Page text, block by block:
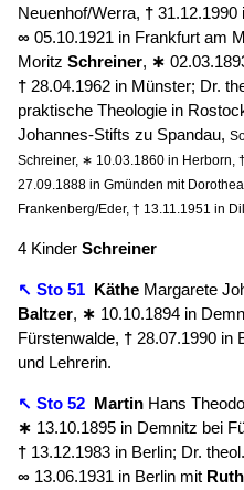
Neuenhof/Werra, † 31.12.1990
∞ 05.10.1921 in Frankfurt am
Moritz Schreiner, ∗
† 28.04.1962 in Münster; Dr.
praktische Theologie in
Johannes-Stifts zu Spandau,
Schreiner, ∗ 10.03.1860 in Herborn,
27.09.1888 in Gmünden mit
Frankenberg/Eder, † 13.11.1951 in
4 Kinder Schreiner
↖ Sto 51 Käthe Margarete
Baltzer, ∗ 10.10.1894 in
Fürstenwalde, † 28.07.1990 in
und Lehrerin.
↖ Sto 52 Martin Hans
∗ 13.10.1895 in Demnitz bei
† 13.12.1983 in Berlin; Dr.
∞ 13.06.1931 in Berlin mit Ruth